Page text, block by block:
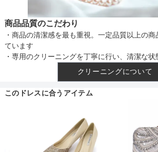
商品品質のこだわり
・商品の清潔感を最も重視。一定品質以上の
ています
・専用のクリーニングを丁寧に行い、清潔な
クリーニングについて
このドレスに合うアイテム